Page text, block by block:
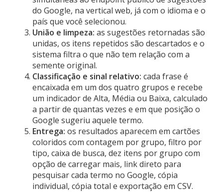
do Google, na vertical web, já com o idioma e o
país que você selecionou.
União e limpeza: as sugestões retornadas são
unidas, os itens repetidos são descartados e o
sistema filtra o que não tem relação com a
semente original.
Classificação e sinal relativo: cada frase é
encaixada em um dos quatro grupos e recebe
um indicador de Alta, Média ou Baixa, calculado
a partir de quantas vezes e em que posição o
Google sugeriu aquele termo.
Entrega: os resultados aparecem em cartões
coloridos com contagem por grupo, filtro por
tipo, caixa de busca, dez itens por grupo com
opção de carregar mais, link direto para
pesquisar cada termo no Google, cópia
individual, cópia total e exportação em CSV.